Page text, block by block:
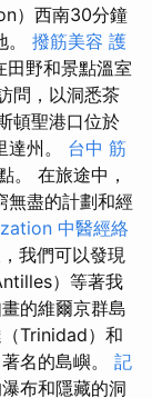
）西南30分鐘
撥筋美容 護
田野和景點溫室
問，以洞悉茶
頓聖港口位於
州。 台中 筋
。 在旅途中，
無盡的計劃和經
中醫經絡
我們可以發現
）等著我
的維爾京群島
Trinidad）和
名的島嶼。 記
布和隱藏的洞